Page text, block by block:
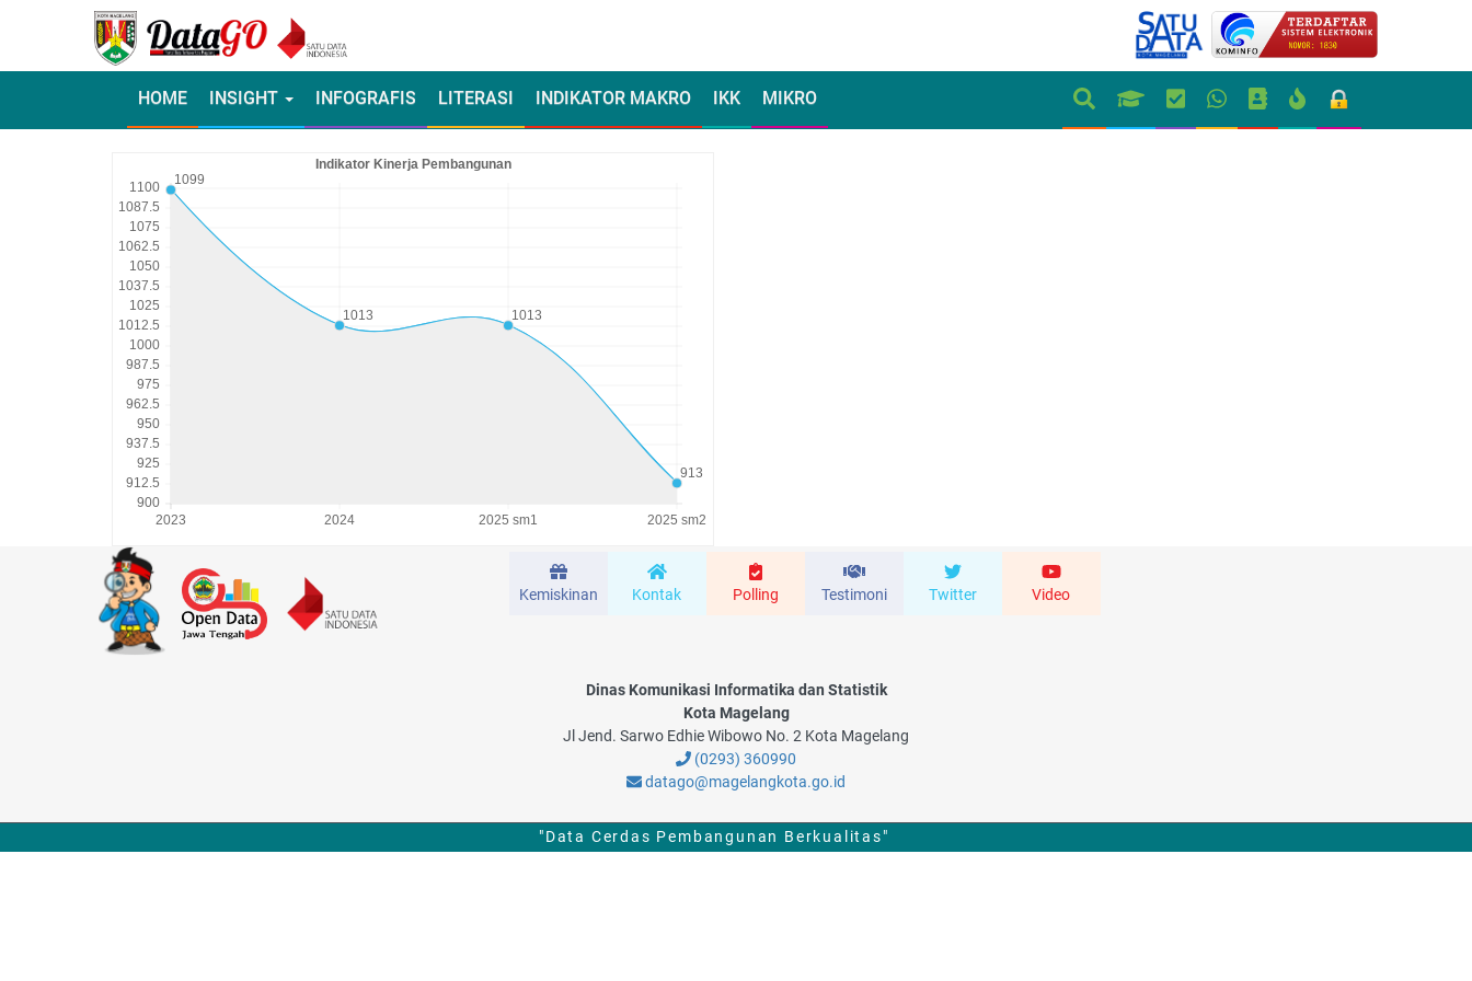
HOME INSIGHT INFOGRAFIS LITERASI INDIKATOR MAKRO IKK MIKRO
Kemiskinan Kontak Polling Testimoni Twitter Video
Dinas Komunikasi Informatika dan Statistik
Kota Magelang
Jl Jend. Sarwo Edhie Wibowo No. 2 Kota Magelang
(0293) 360990
datago@magelangkota.go.id
"Data Cerdas Pembangunan Berkualitas"